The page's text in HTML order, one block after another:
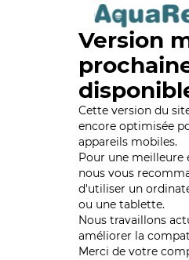
Version
Cette version du
encore optimisée
appareils mobiles.
Pour une meilleure
nous vous
d'utiliser un
ou une tablette.
Nous travaillons
améliorer la
Merci de votre